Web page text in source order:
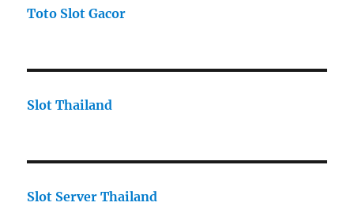
Toto Slot Gacor
Slot Thailand
Slot Server Thailand